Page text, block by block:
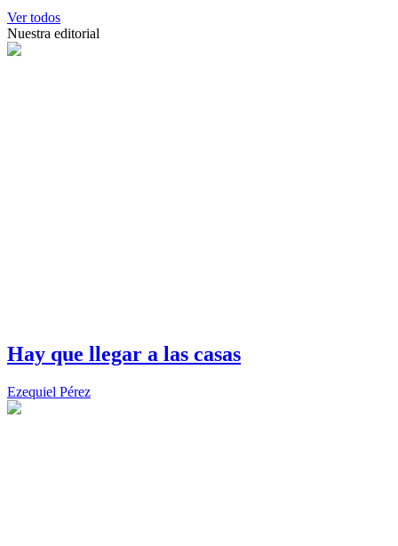
Ver todos
Nuestra editorial
Hay que llegar a las casas
Ezequiel Pérez